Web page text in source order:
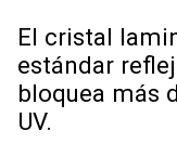
El cristal
estándar
bloquea más
UV.